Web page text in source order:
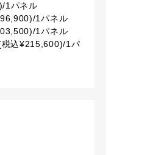
パネル
1パネル
1パネル
込¥215,600)/1パ